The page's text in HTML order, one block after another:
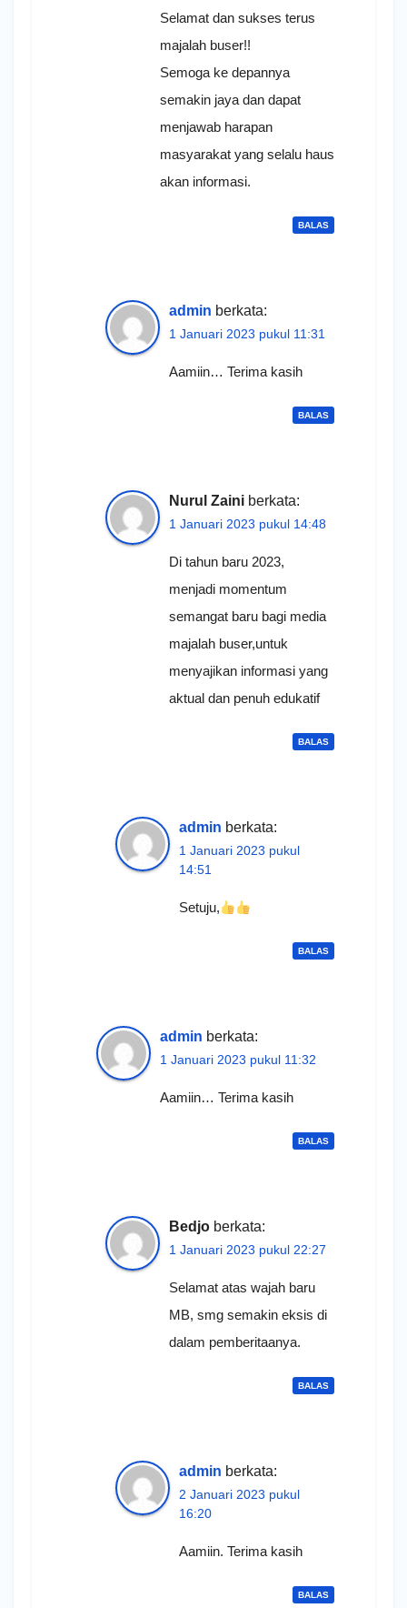
Selamat dan sukses terus
majalah buser!!
Semoga ke depannya
semakin jaya dan dapat
menjawab harapan
masyarakat yang selalu haus
akan informasi.
BALAS
admin berkata:
1 Januari 2023 pukul 11:31
Aamiin… Terima kasih
BALAS
Nurul Zaini berkata:
1 Januari 2023 pukul 14:48
Di tahun baru 2023,
menjadi momentum
semangat baru bagi media
majalah buser,untuk
menyajikan informasi yang
aktual dan penuh edukatif
BALAS
admin berkata:
1 Januari 2023 pukul
14:51
Setuju,
BALAS
admin berkata:
1 Januari 2023 pukul 11:32
Aamiin… Terima kasih
BALAS
Bedjo berkata:
1 Januari 2023 pukul 22:27
Selamat atas wajah baru
MB, smg semakin eksis di
dalam pemberitaanya.
BALAS
admin berkata:
2 Januari 2023 pukul
16:20
Aamiin. Terima kasih
BALAS